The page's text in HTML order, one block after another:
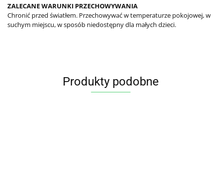
ZALECANE WARUNKI PRZECHOWYWANIA
Chronić przed światłem. Przechowywać w temperaturze pokojowej, w
suchym miejscu, w sposób niedostępny dla małych dzieci.
Produkty podobne